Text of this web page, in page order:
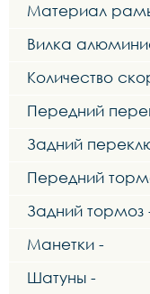
Материал
Вилка
Количество
Передний
Задний
Передний
Задний тормоз
Манетки -
Шатуны -